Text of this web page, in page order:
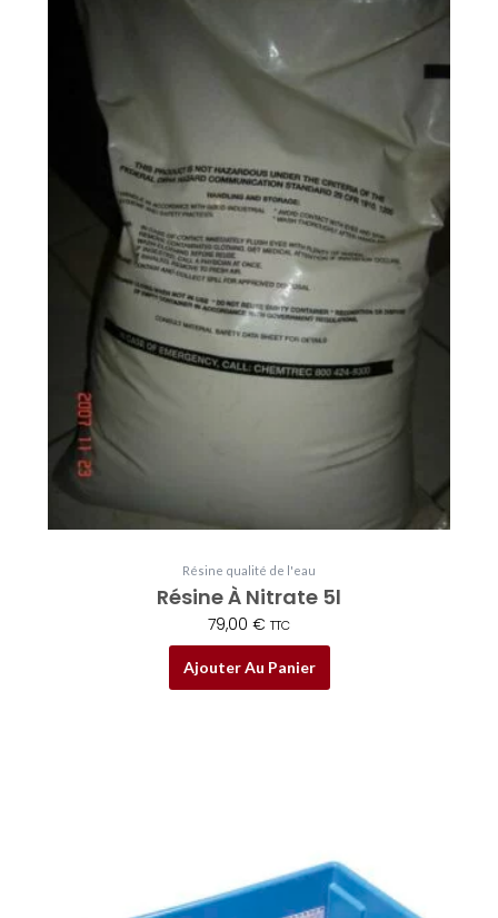
Résine qualité de l'eau
Résine À Nitrate 5l
79,00 € TTC
Ajouter Au Panier
32,00 €
à
129,00 €
plusieurs
variations.